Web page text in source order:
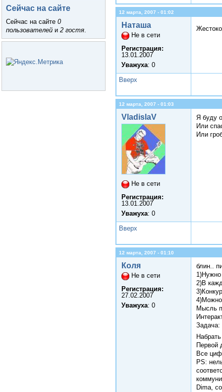
Сейчас на сайте
Сейчас на сайте 0
пользователей и 2 гостя.
12 марта, 2007 - 01:02
Наташа
Не в сети
Регистрация:
13.01.2007
Уважуха: 0
Вверх
12 марта, 2007 - 01:03
VladislaV
Не в сети
Регистрация:
13.01.2007
Уважуха: 0
Я буду
Или
Или
Вверх
12 марта, 2007 - 01:10
Коля
Не в сети
Регистрация:
27.02.2007
Уважуха: 0
блин..
1)Нужно
2)В
4)Можно
Мысль
Задача:
Первой
Все
PS:
Dima,